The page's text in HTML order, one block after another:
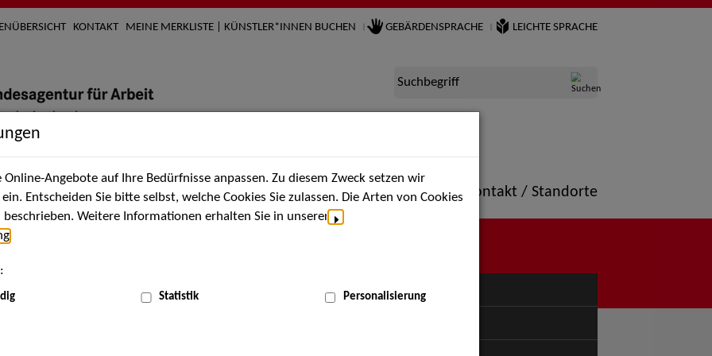
KONTAKT MEINE MERKLISTE | KÜNSTLER*INNEN BUCHEN GEBÄRDENSPRACHE LEICHTE SPRACHE
Suchbegriff
Künstler*innen Über uns Aktuelles Termine Portfolio Kontakt / Standorte
MENÜ
Angebote auf Ihre Bedürfnisse anpassen. Zu diesem Zweck setzen wir
Entscheiden Sie bitte selbst, welche Cookies Sie zulassen. Die Arten von Cookies
Weitere Informationen erhalten Sie in unserer
Statistik Personalisierung